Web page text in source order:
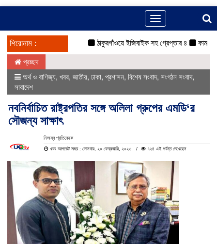
Toggle
navigation
শিরোনাম : ঠাকুরগাঁওয়ে ইজিবাইক সহ গ্রেপ্তার ৪ কামরুল-
প্রচ্ছদ
অর্থ ও বাণিজ্য, খবর, জাতীয়, ঢাকা, প্রশাসন, বিশেষ সংবাদ, সংগঠন সংবাদ,
সারাদেশ
নবনির্বাচিত রাষ্ট্রপতির সঙ্গে অলিলা গ্রুপের এমডি‘র
সৌজন্য সাক্ষাৎ
নিজস্ব প্রতিবেদক
খবর আপডেট সময় : সোমবার, ২০ ফেব্রুয়ারি, ২০২৩ ৭২৪ এই পর্যন্ত দেখেছেন